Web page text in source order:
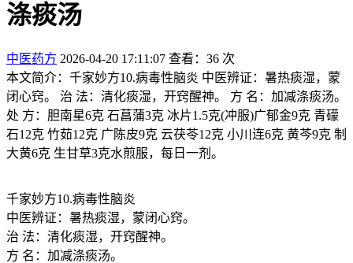
涤痰汤
中医药方 2026-04-20 17:11:07 查看：36 次
本文简介：千家妙方10.病毒性脑炎 中医辨证：暑热痰湿，蒙
闭心窍。 治 法：清化痰湿，开窍醒神。 方 名：加减涤痰汤。
处 方：胆南星6克 石菖蒲3克 冰片1.5克(冲服)广郁金9克 青礞
石12克 竹茹12克 广陈皮9克 云茯苓12克 小川连6克 黄芩9克 制
大黄6克 生甘草3克水煎服，每日一剂。
千家妙方10.病毒性脑炎
中医辨证：暑热痰湿，蒙闭心窍。
治 法：清化痰湿，开窍醒神。
方 名：加减涤痰汤。